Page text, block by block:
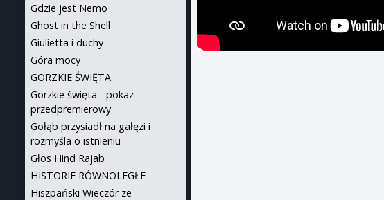
Gdzie jest Nemo
Ghost in the Shell
Giulietta i duchy
Góra mocy
GORZKIE ŚWIĘTA
Gorzkie święta - pokaz
przedpremierowy
Gołąb przysiadł na gałęzi i
rozmyśla o istnieniu
Głos Hind Rajab
HISTORIE RÓWNOLEGŁE
Hiszpański Wieczór ze